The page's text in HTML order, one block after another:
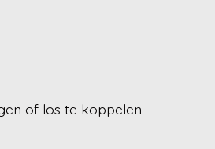
of los te koppelen